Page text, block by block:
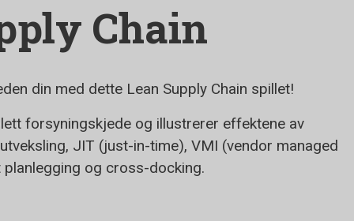
Chain
din med dette Lean Supply Chain spillet!
forsyningskjede og illustrerer effektene av
JIT (just-in-time), VMI (vendor managed
og cross-docking.